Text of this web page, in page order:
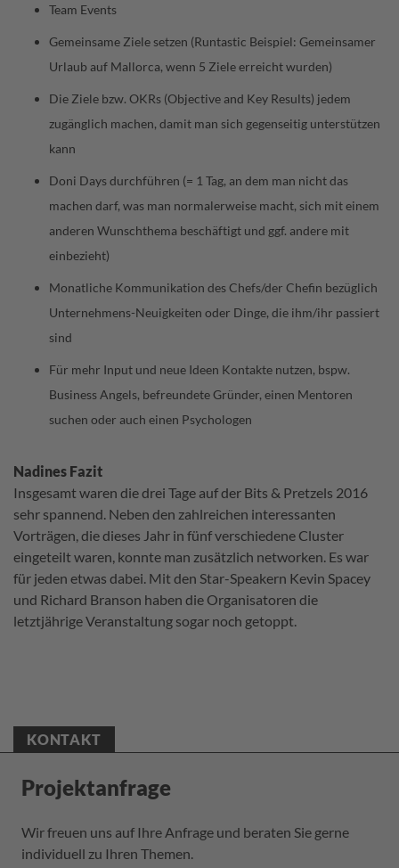
Team Events
Gemeinsame Ziele setzen (Runtastic Beispiel: Gemeinsamer
Urlaub auf Mallorca, wenn 5 Ziele erreicht wurden)
Die Ziele bzw. OKRs (Objective and Key Results) jedem
zugänglich machen, damit man sich gegenseitig unterstützen
kann
Doni Days durchführen (= 1 Tag, an dem man nicht das
machen darf, was man normalerweise macht, sich mit einem
anderen Wunschthema beschäftigt und ggf. andere mit
einbezieht)
Monatliche Kommunikation des Chefs/der Chefin bezüglich
Unternehmens-Neuigkeiten oder Dinge, die ihm/ihr passiert
sind
Für mehr Input und neue Ideen Kontakte nutzen, bspw.
Business Angels, befreundete Gründer, einen Mentoren
suchen oder auch einen Psychologen
Nadines Fazit
Insgesamt waren die drei Tage auf der Bits & Pretzels 2016
sehr spannend. Neben den zahlreichen interessanten
Vorträgen, die dieses Jahr in fünf verschiedene Cluster
eingeteilt waren, konnte man zusätzlich networken. Es war
für jeden etwas dabei. Mit den Star-Speakern Kevin Spacey
und Richard Branson haben die Organisatoren die
letztjährige Veranstaltung sogar noch getoppt.
KONTAKT
Projektanfrage
Wir freuen uns auf Ihre Anfrage und beraten Sie gerne
individuell zu Ihren Themen.